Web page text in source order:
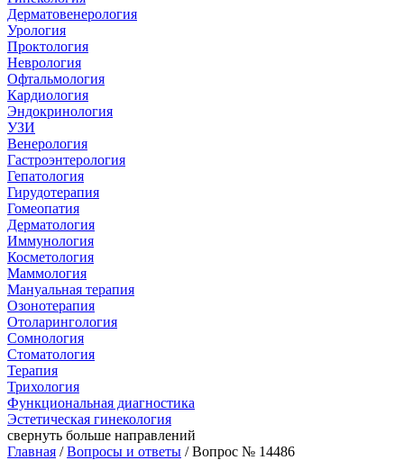
Дерматовенерология
Урология
Проктология
Неврология
Офтальмология
Кардиология
Эндокринология
УЗИ
Венерология
Гастроэнтерология
Гепатология
Гирудотерапия
Гомеопатия
Дерматология
Иммунология
Косметология
Маммология
Мануальная терапия
Озонотерапия
Отоларингология
Сомнология
Стоматология
Терапия
Трихология
Функциональная диагностика
Эстетическая гинекология
свернуть больше направлений
Главная /Вопросы и ответы / Вопрос № 14486